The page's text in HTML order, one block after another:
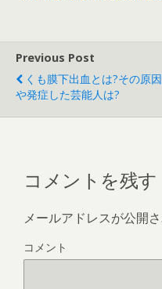
Previous Post
くも膜下出血とは?その原因
や発症した芸能人は?
コメントを残す
メールアドレスが公開
コメント